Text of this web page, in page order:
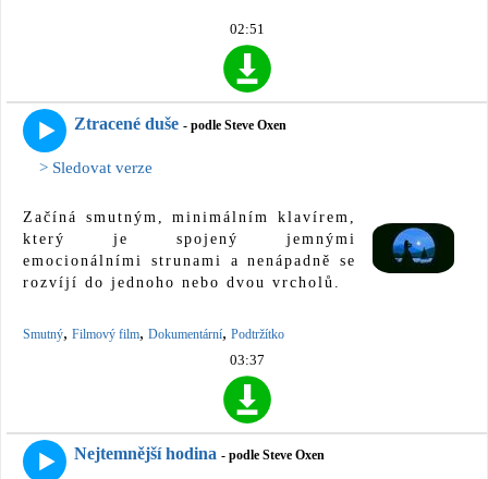
02:51
Ztracené duše - podle Steve Oxen
> Sledovat verze
Začíná smutným, minimálním klavírem,
který je spojený jemnými
emocionálními strunami a nenápadně se
rozvíjí do jednoho nebo dvou vrcholů.
Smutný, Filmový film, Dokumentární, Podtržítko
03:37
Nejtemnější hodina - podle Steve Oxen